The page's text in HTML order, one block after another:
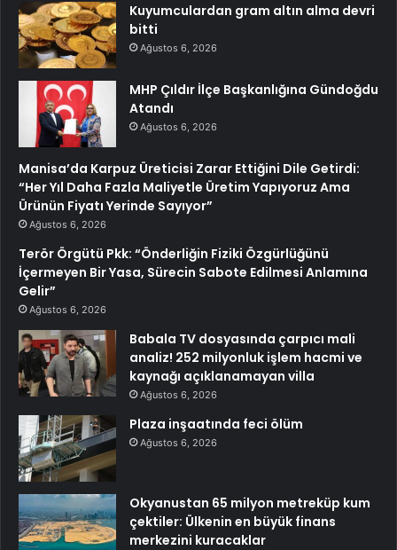
Kuyumculardan gram altın alma devri
bitti
Ağustos 6, 2026
MHP Çıldır İlçe Başkanlığına Gündoğdu
Atandı
Ağustos 6, 2026
Manisa’da Karpuz Üreticisi Zarar Ettiğini Dile Getirdi:
“Her Yıl Daha Fazla Maliyetle Üretim Yapıyoruz Ama
Ürünün Fiyatı Yerinde Sayıyor”
Ağustos 6, 2026
Terör Örgütü Pkk: “Önderliğin Fiziki Özgürlüğünü
İçermeyen Bir Yasa, Sürecin Sabote Edilmesi Anlamına
Gelir”
Ağustos 6, 2026
Babala TV dosyasında çarpıcı mali
analiz! 252 milyonluk işlem hacmi ve
kaynağı açıklanamayan villa
Ağustos 6, 2026
Plaza inşaatında feci ölüm
Ağustos 6, 2026
Okyanustan 65 milyon metreküp kum
çektiler: Ülkenin en büyük finans
merkezini kuracaklar